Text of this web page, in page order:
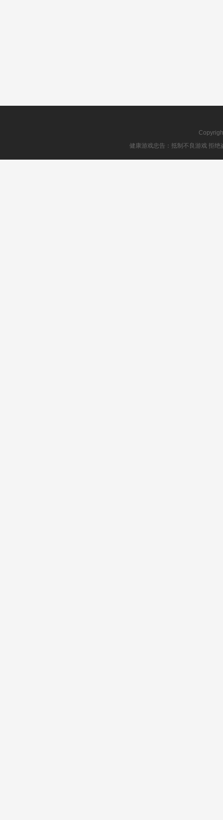
健康游戏忠告：抵制不良游戏 拒